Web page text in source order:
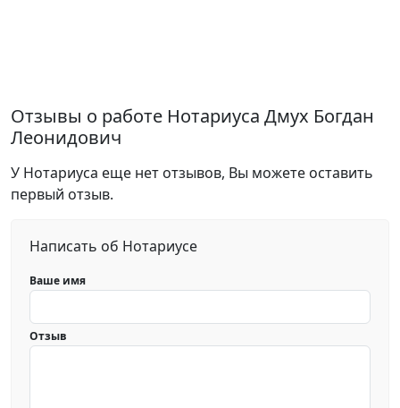
Отзывы о работе Нотариуса Дмух Богдан
Леонидович
У Нотариуса еще нет отзывов, Вы можете оставить
первый отзыв.
Написать об Нотариусе
Ваше имя
Отзыв